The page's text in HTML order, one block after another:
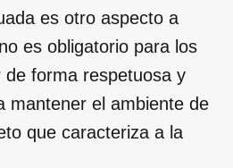
es otro aspecto a
es obligatorio para los
forma respetuosa y
mantener el ambiente de
que caracteriza a la